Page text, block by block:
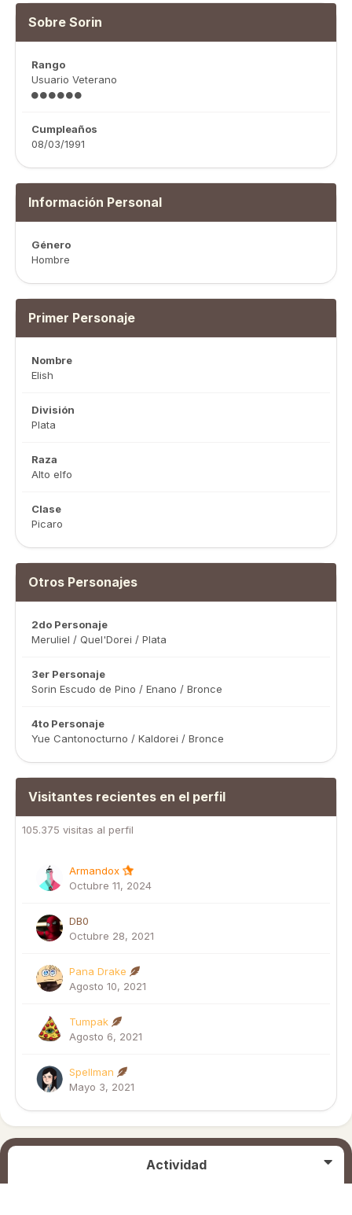
Sobre Sorin
Rango
Usuario Veterano
Cumpleaños
08/03/1991
Información Personal
Género
Hombre
Primer Personaje
Nombre
Elish
División
Plata
Raza
Alto elfo
Clase
Picaro
Otros Personajes
2do Personaje
Meruliel / Quel'Dorei / Plata
3er Personaje
Sorin Escudo de Pino / Enano / Bronce
4to Personaje
Yue Cantonocturno / Kaldorei / Bronce
Visitantes recientes en el perfil
105.375 visitas al perfil
Armandox
Octubre 11, 2024
DB0
Octubre 28, 2021
Pana Drake
Agosto 10, 2021
Tumpak
Agosto 6, 2021
Spellman
Mayo 3, 2021
Actividad